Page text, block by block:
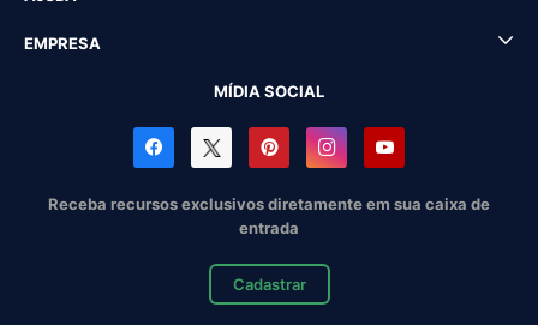
EMPRESA
MÍDIA SOCIAL
Receba recursos exclusivos diretamente em sua caixa de
entrada
Cadastrar